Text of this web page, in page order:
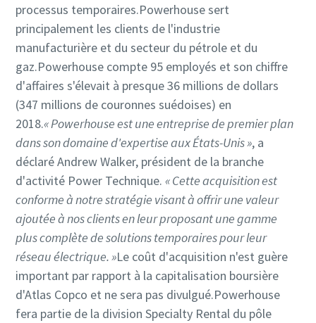
processus temporaires.Powerhouse sert
principalement les clients de l'industrie
manufacturière et du secteur du pétrole et du
gaz.Powerhouse compte 95 employés et son chiffre
d'affaires s'élevait à presque 36 millions de dollars
(347 millions de couronnes suédoises) en
2018.« Powerhouse est une entreprise de premier plan
dans son domaine d'expertise aux États-Unis », a
déclaré Andrew Walker, président de la branche
d'activité Power Technique. « Cette acquisition est
conforme à notre stratégie visant à offrir une valeur
ajoutée à nos clients en leur proposant une gamme
plus complète de solutions temporaires pour leur
réseau électrique. »Le coût d'acquisition n'est guère
important par rapport à la capitalisation boursière
d'Atlas Copco et ne sera pas divulgué.Powerhouse
fera partie de la division Specialty Rental du pôle